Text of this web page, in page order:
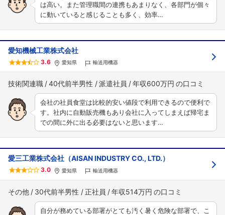
は高い。また管理職間の連携もあまりなく、各部門が個々
に動いていると感じることも多く、効率…
愛知機械工業株式会社
3.6 愛知県 輸送用機器
技術関連職 40代前半男性 派遣社員 年収600万円
会社の社員食堂は比較的安い値段で利用できるので便利で
す。社内に自動販売機もあり会社に入ってしまえば帰宅ま
での間に外に出る必要はないと思います…
愛三工業株式会社（AISAN INDUSTRY CO., LTD.）
3.0 愛知県 輸送用機器
その他 30代前半男性 正社員 年収514万円
自分が務めている部署がとても汚く暑く危険な部署で、こ